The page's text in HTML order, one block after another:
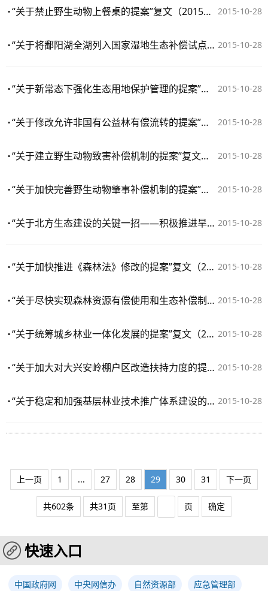
2015-10-28
“关于禁止野生动物上餐桌的提案”复文（2015年第3783号）
2015-10-28
“关于将鄱阳湖全湖列入国家湿地生态补偿试点范围的提案”复文（2015年第3759号）
2015-10-28
“关于新常态下强化生态用地保护管理的提案”复文（2015年第3754号）
2015-10-28
“关于修改允许非国有公益林有偿流转的提案”复文（2015年第3734号）
2015-10-28
“关于建立野生动物致害补偿机制的提案”复文（2015年第2560号）
2015-10-28
“关于加快完善野生动物肇事补偿机制的提案”复文（2015年第2497号）
2015-10-28
“关于北方生态建设的关键一招——积极推进旱区造林绿化的提案”复文（2015年第2496号）
2015-10-28
“关于加快推进《森林法》修改的提案”复文（2015年第2409号）
2015-10-28
“关于尽快实现森林资源有偿使用和生态补偿制度的提案”复文（2015年第2365号）
2015-10-28
“关于统筹城乡林业一体化发展的提案”复文（2015年第2338号）
2015-10-28
“关于加大对大兴安岭棚户区改造扶持力度的提案”复文（2015年第2306号）
2015-10-28
“关于稳定和加强基层林业技术推广体系建设的提案”复文（2015年第2295号）
上一页 1 ... 27 28 29 30 31 下一页
共602条 共31页 至第 页 确定
快速入口
中国政府网 中央网信办 自然资源部 应急管理部